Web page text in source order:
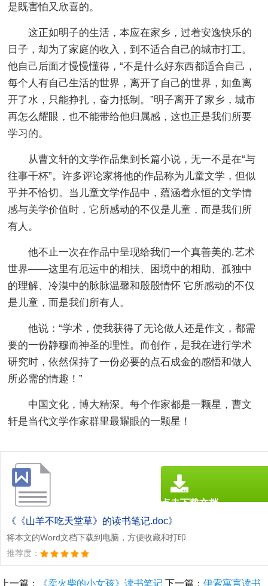
是既害怕又欣喜的。
这正如明子的生活，本应在家乡，过着安逸快乐的
日子，却为了家庭的收入，到不适合自己的城市打工。
他自己后面才慢慢懂得，“不是什么好东西都适合自己，
每个人有自己生活的世界，离开了自己的世界，如鱼离
开了水，只能挣扎，奋力抵制。”明子离开了家乡，城市
再怎么耀眼，也不能带给他归属感，这也正是我们所要
学习的。
从曹文轩的文学作品集到长篇小说，无一不是在“与
往事干杯”。许多评论家将他的作品称为儿童文学，但似
乎并不恰切。当儿童文学作品中，蕴涵着永恒的文学情
感与美学价值时，它所感动的不仅是儿童，而是我们所
有人。
他不止一次在作品中呈现给我们一个真善美的.艺术
世界——这里有厄运中的相扶、困境中的相助、孤独中
的理解、冷漠中的脉脉温馨和殷殷情怀 它所感动的不仅
是儿童，而是我们所有人。
他说：“学术，使我获得了无论做人还是作文，都需
要的一份静穆而神圣的理性。而创作，是我在进行学术
研究时，依然保持了一份必要的点石成金的感悟和做人
所必需的情趣！”
中国文化，博大精深。每个作家都是一颗星，曹文
轩是当代文学作家群里最耀眼的一颗星！
《《山羊不吃天堂草》的读书笔记.doc》
将本文的Word文档下载到电脑，方便收藏和打印
推荐度：
点击下载文档
文档为doc格式
上一篇： 《卖火柴的小女孩》读书笔记 下一篇： 伊索寓言读书